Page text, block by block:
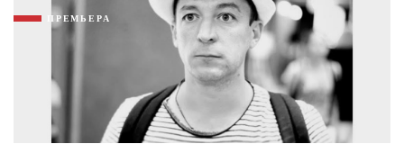
ПРЕМЬЕРА